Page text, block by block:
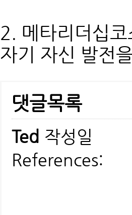
2. 메타리더십
자기 자신 발전
댓글목록
Ted 작성일
References: